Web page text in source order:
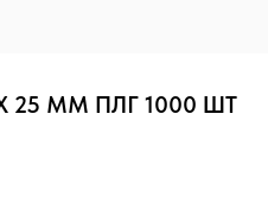
25 ММ ПЛГ 1000 ШТ